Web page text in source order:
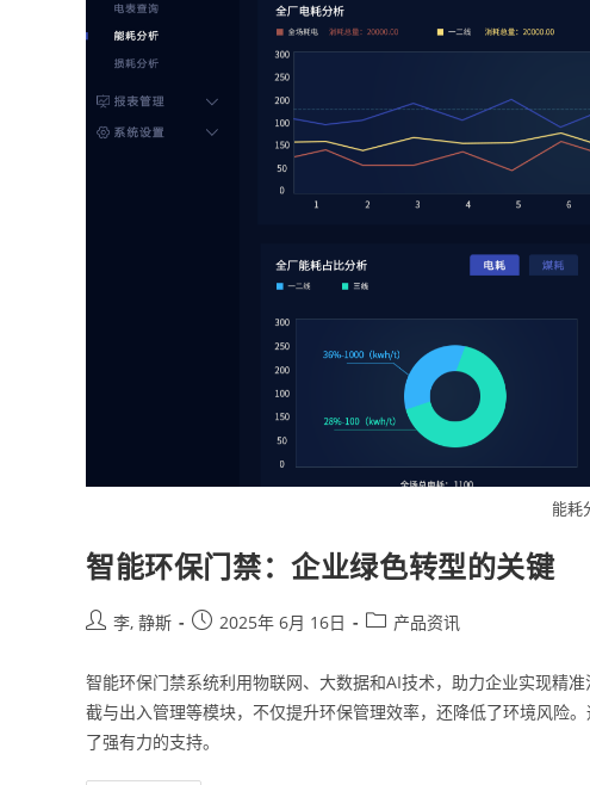
能耗
智能环保门禁：企业绿色转型的关键
李, 静斯 2025年 6月 16日 产品资讯
智能环保门禁系统利用物联网、大数据和AI技术，助力企业实现精
截与出入管理等模块，不仅提升环保管理效率，还降低了环境风险
了强有力的支持。